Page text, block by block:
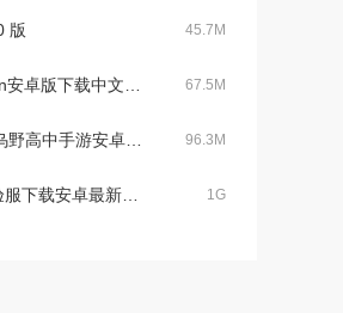
版 45.7M
67.5M
96.3M
1G